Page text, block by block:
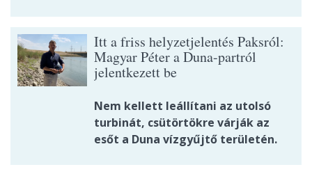
Itt a friss helyzetjelentés Paksról:
Magyar Péter a Duna-partról
jelentkezett be
Nem kellett leállítani az utolsó
turbinát, csütörtökre várják az
esőt a Duna vízgyűjtő területén.